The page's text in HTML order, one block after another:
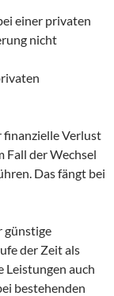
einer privaten
nicht
finanzielle Verlust
Fall der Wechsel
Das fängt bei
günstige
der Zeit als
Leistungen auch
bestehenden